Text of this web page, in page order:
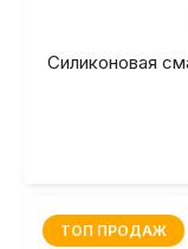
Силиконовая
ТОП ПРОДАЖ